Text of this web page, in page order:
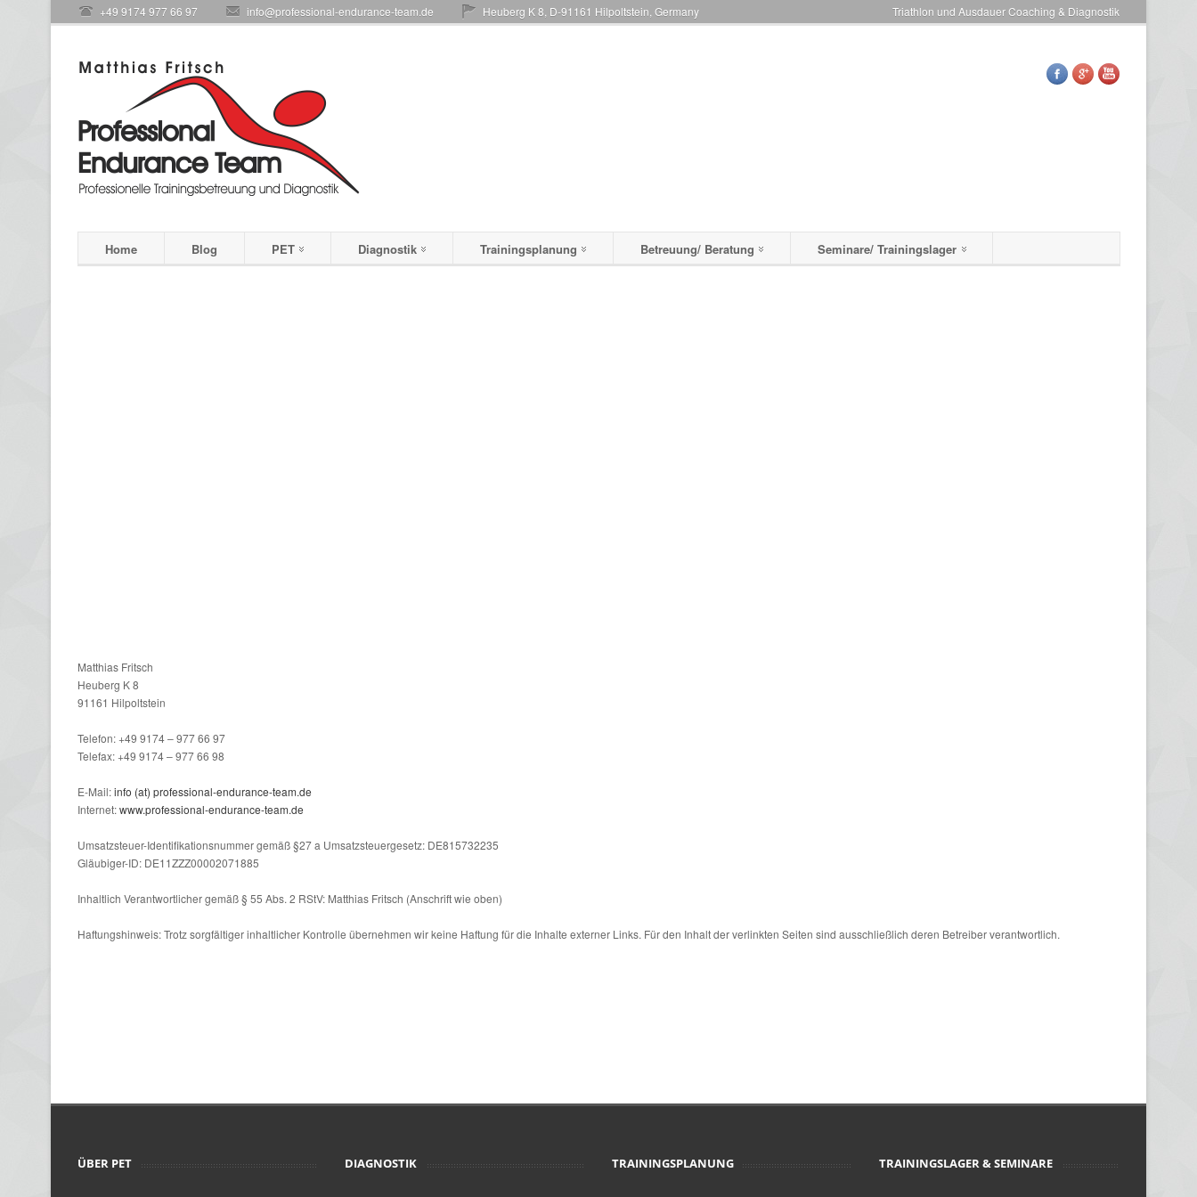
+49 9174 977 66 97 info@professional-endurance-team.de Heuberg K 8, D-91161 Hilpoltstein, Germany Triathlon und Ausdauer Coaching & Diagnostik
Home Blog PET Diagnostik Trainingsplanung Betreuung/ Beratung Seminare/ Trainingslager
Matthias Fritsch
Heuberg K 8
91161 Hilpoltstein
Telefon: +49 9174 – 977 66 97
Telefax: +49 9174 – 977 66 98
E-Mail:info (at) professional-endurance-team.de
Internet:www.professional-endurance-team.de
Umsatzsteuer-Identifikationsnummer gemäß §27 a Umsatzsteuergesetz: DE815732235
Gläubiger-ID: DE11ZZZ00002071885
Inhaltlich Verantwortlicher gemäß § 55 Abs. 2 RStV: Matthias Fritsch (Anschrift wie oben)
Haftungshinweis: Trotz sorgfältiger inhaltlicher Kontrolle übernehmen wir keine Haftung für die Inhalte externer Links. Für den Inhalt der verlinkten Seiten sind ausschließlich deren Betreiber verantwortlich.
ÜBER PET DIAGNOSTIK TRAININGSPLANUNG TRAININGSLAGER & SEMINARE